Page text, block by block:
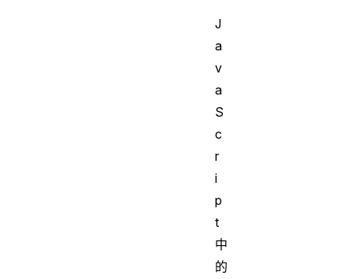
J
a
v
a
S
c
r
i
p
t
中
的